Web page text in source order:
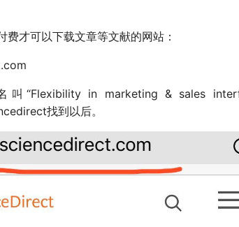
才可以下载文章等文献的网站：
“Flexibility in marketing & sales
找到以后。